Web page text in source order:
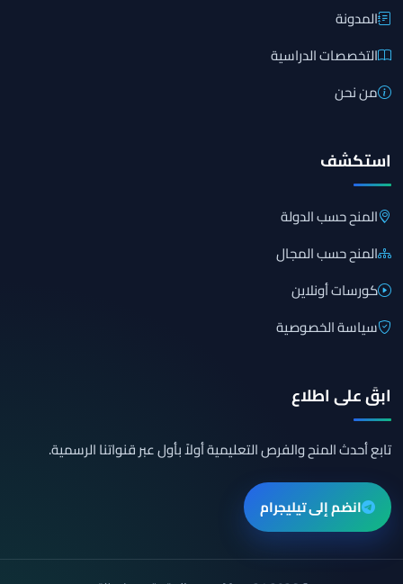
المدونة
التخصصات الدراسية
من نحن
استكشف
المنح حسب الدولة
المنح حسب المجال
كورسات أونلاين
سياسة الخصوصية
ابقَ على اطلاع
تابع أحدث المنح والفرص التعليمية أولاً بأول عبر قنواتنا الرسمية.
انضم إلى تيليجرام